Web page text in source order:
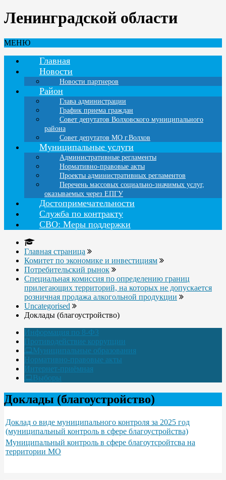
Ленинградской области
МЕНЮ
Главная
Новости
Новости партнеров
Район
Глава администрации
График приема граждан
Совет депутатов Волховского муниципального
района
Совет депутатов МО г.Волхов
Муниципальные услуги
Административные регламенты
Нормативно-правовые акты
Проекты административных регламентов
Перечень массовых социально-значимых услуг,
оказываемых через ЕПГУ
Достопримечательности
Служба по контракту
СВО: Меры поддержки
Главная страница
Комитет по экономике и инвестициям
Потребительский рынок
Специальная комиссия по определению границ
прилегающих территорий, на которых не допускается
розничная продажа алкогольной продукции
Uncategorised
Доклады (благоустройство)
Информация по 8-ФЗ
Противодействие коррупции
Муниципальные образования
Нормативно-правовые акты
Интернет-приёмная
Выборы
Доклады (благоустройство)
Доклад о виде муниципального контроля за 2025 год
(муниципальный контроль в сфере благоустройства)
Муниципальный контроль в сфере благоутсройтсва на
территории МО